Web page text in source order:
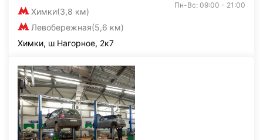
Химки(3,8 км)
Левобережная(5,6 км)
Пн-Вс: 09:00 - 21:00
Химки, ш Нагорное, 2к7